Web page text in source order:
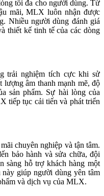
tối đa cho người dùng. Từ
mãi, MLX luôn nhận được
Nhiều người dùng đánh giá
thiết kế tinh tế của các dòng
trải nghiệm tích cực khi sử
âm thanh mạnh mẽ, độ
sản phẩm. Sự hài lòng của
tiếp tục cải tiến và phát triển
chuyên nghiệp và tận tâm.
bảo hành và sửa chữa, đội
sàng hỗ trợ khách hàng một
giúp người dùng yên tâm
và dịch vụ của MLX.